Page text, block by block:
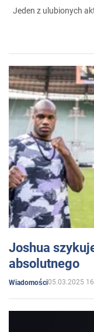
Jeden z ulubionych
Joshua
absolutnego
Wiadomości05.03.2025